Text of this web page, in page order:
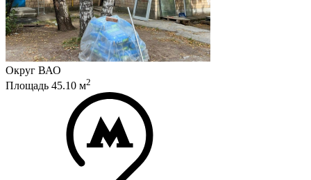
Округ ВАО
Площадь 45.10 м2